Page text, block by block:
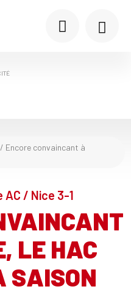
/ Encore convaincant à
AC / Nice 3-1
LE HAC
SAISON